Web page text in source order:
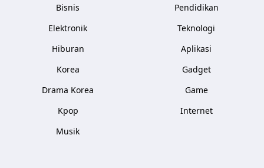
Bisnis
Elektronik
Hiburan
Korea
Drama Korea
Kpop
Musik
Pendidikan
Teknologi
Aplikasi
Gadget
Game
Internet